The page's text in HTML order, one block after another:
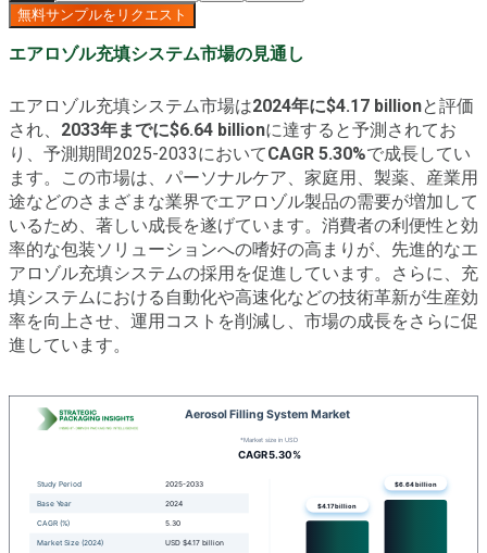
無料サンプルをリクエスト
エアロゾル充填システム市場の見通し
エアロゾル充填システム市場は2024年に$4.17 billionと評価
され、 2033年までに$6.64 billionに達すると予測されてお
り、予測期間2025-2033においてCAGR 5.30%で成長してい
ます。この市場は、パーソナルケア、家庭用、製薬、産業用
途などのさまざまな業界でエアロゾル製品の需要が増加して
いるため、著しい成長を遂げています。消費者の利便性と効
率的な包装ソリューションへの嗜好の高まりが、先進的なエ
アロゾル充填システムの採用を促進しています。さらに、充
填システムにおける自動化や高速化などの技術革新が生産効
率を向上させ、運用コストを削減し、市場の成長をさらに促
進しています。